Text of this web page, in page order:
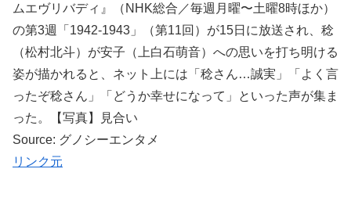
ムエヴリバディ』（NHK総合／毎週月曜〜土曜8時ほか）
の第3週「1942-1943」（第11回）が15日に放送され、稔
（松村北斗）が安子（上白石萌音）への思いを打ち明ける
姿が描かれると、ネット上には「稔さん…誠実」「よく言
ったぞ稔さん」「どうか幸せになって」といった声が集ま
った。【写真】見合い
Source: グノシーエンタメ
リンク元